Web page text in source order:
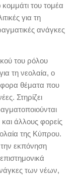
του τομέα
για τη
ανάγκες
του ρόλου
τη νεολαία, ο
θέματα που
Στηρίζει
άλλους φορείς
της Κύπρου.
εκπόνηση
των νέων,